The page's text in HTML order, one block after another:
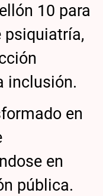
10 para
psiquiatría,
inclusión.
en
en
pública.